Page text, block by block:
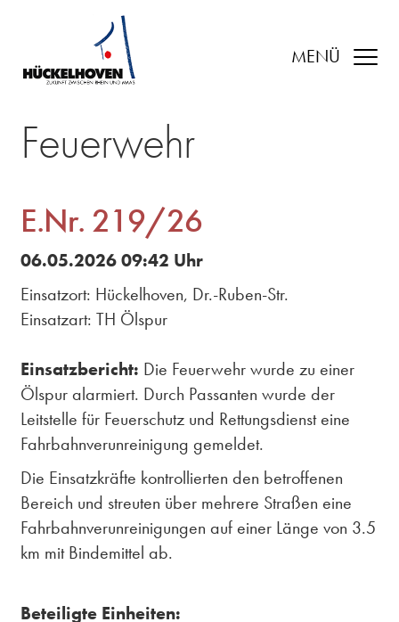
MENÜ
Feuerwehr
E.Nr. 219/26
06.05.2026 09:42 Uhr
Einsatzort: Hückelhoven, Dr.-Ruben-Str.
Einsatzart: TH Ölspur
Einsatzbericht: Die Feuerwehr wurde zu einer
Ölspur alarmiert. Durch Passanten wurde der
Leitstelle für Feuerschutz und Rettungsdienst eine
Fahrbahnverunreinigung gemeldet.
Die Einsatzkräfte kontrollierten den betroffenen
Bereich und streuten über mehrere Straßen eine
Fahrbahnverunreinigungen auf einer Länge von 3.5
km mit Bindemittel ab.
Beteiligte Einheiten: